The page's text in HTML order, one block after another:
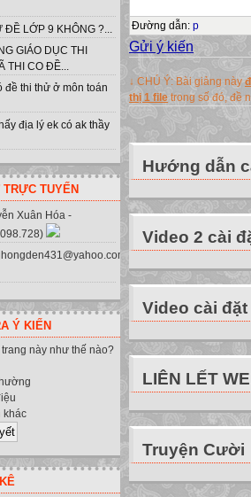
ĐỀ LỚP 9 KHÔNG ?...
GIÁO DỤC THI
THI CO ĐỀ...
đề thi thử ở môn toán
địa lý ek có ak thầy
TRỰC TUYẾN
Xuân Hóa -
Ý KIẾN
trang này như thế nào?
khác
Đường dẫn: p
Gửi ý kiến
↓ CHÚ Ý: Bài giảng này
thị 1 file trong số đó, đề
Hướng dẫn
Video 2 cài
Video cài đặt
LIÊN LẾT
Truyện Cười